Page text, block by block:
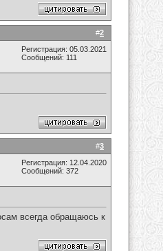
#2
Регистрация: 05.03.2021
Сообщений: 111
#3
Регистрация: 12.04.2020
Сообщений: 372
всегда обращаюсь к